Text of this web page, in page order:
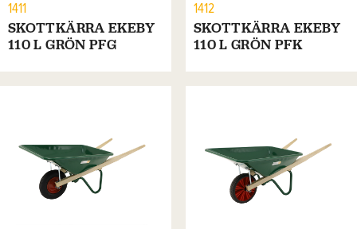
1411
SKOTTKÄRRA EKEBY
110 L GRÖN PFG
1412
SKOTTKÄRRA EKEBY
110 L GRÖN PFK